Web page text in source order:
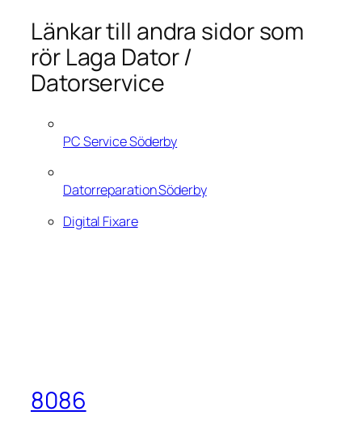
Länkar till andra sidor som
rör Laga Dator /
Datorservice
PC Service Söderby
Datorreparation Söderby
Digital Fixare
8086